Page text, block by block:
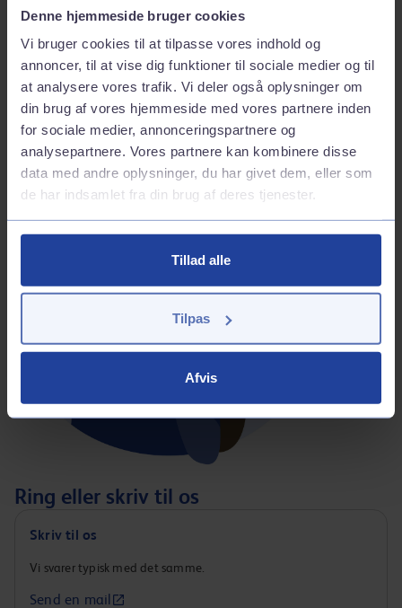
Denne hjemmeside bruger cookies
Vi bruger cookies til at tilpasse vores indhold og
annoncer, til at vise dig funktioner til sociale medier og til
at analysere vores trafik. Vi deler også oplysninger om
din brug af vores hjemmeside med vores partnere inden
for sociale medier, annonceringspartnere og
analysepartnere. Vores partnere kan kombinere disse
data med andre oplysninger, du har givet dem, eller som
de har indsamlet fra din brug af deres tjenester.
Tillad alle
Tilpas
Afvis
Ring eller skriv til os
Skriv til os
Vi svarer typisk med det samme.
Send en mail